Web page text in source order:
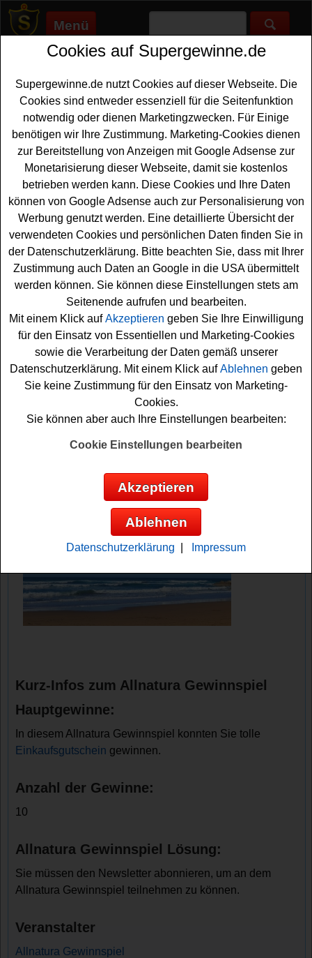
Menü
Supergewinne.de>Gewinnspiele>Bargeld Gewinnspiele>
Anzeige:
Anzeige:
Allnatura Gewinnspiel -
Einkaufsgutschein gewinnen
Wer gern einen tollenEinkaufsgutschein gewinnen
möchte, hat bei diesem kostenlosen Allnatura
Gewinnspiel eine schöne Gelegenheit dazu. Unter allen
Neuanmeldungen zum Allnatura-Newsletter werden
Gutscheine zu 1x 500 Euro , 2x 250 Euro, 3x 100 Euro
und 4x 50 Euro verlost. Vielleicht haben Sie ja Glück und
können einen solchen Gutschein gewinnen? Auf jeden
Fall sind die Daumen schon einmal fest gedrückt. Viel
Erfolg bei diesem tollen Allnatura Gewinnspiel!
Allnatura verlost tolle Einkaufsgutschein
Anzeige:
Kurz-Infos zum Allnatura Gewinnspiel
Hauptgewinne:
In diesem Allnatura Gewinnspiel konnten Sie tolle
Einkaufsgutschein gewinnen.
Anzahl der Gewinne:
10
Allnatura Gewinnspiel Lösung:
Sie müssen den Newsletter abonnieren, um an dem
Allnatura Gewinnspiel teilnehmen zu können.
Veranstalter
Allnatura Gewinnspiel
Cookies auf Supergewinne.de
Supergewinne.de nutzt Cookies auf dieser Webseite. Die
Cookies sind entweder essenziell für die Seitenfunktion
notwendig oder dienen Marketingzwecken. Für Einige
benötigen wir Ihre Zustimmung. Marketing-Cookies dienen
zur Bereitstellung von Anzeigen mit Google Adsense zur
Monetarisierung dieser Webseite, damit sie kostenlos
betrieben werden kann. Diese Cookies und Ihre Daten
können von Google Adsense auch zur Personalisierung von
Werbung genutzt werden. Eine detaillierte Übersicht der
verwendeten Cookies und persönlichen Daten finden Sie in
der Datenschutzerklärung. Bitte beachten Sie, dass mit Ihrer
Zustimmung auch Daten an Google in die USA übermittelt
werden können. Sie können diese Einstellungen stets am
Seitenende aufrufen und bearbeiten.
Mit einem Klick aufAkzeptieren geben Sie Ihre Einwilligung
für den Einsatz von Essentiellen und Marketing-Cookies
sowie die Verarbeitung der Daten gemäß unserer
Datenschutzerklärung. Mit einem Klick aufAblehnen geben
Sie keine Zustimmung für den Einsatz von Marketing-
Cookies.
Sie können aber auch Ihre Einstellungen bearbeiten:
Cookie Einstellungen bearbeiten
Akzeptieren
Ablehnen
Datenschutzerklärung Impressum